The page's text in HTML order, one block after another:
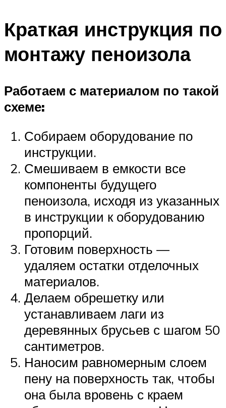
Краткая инструкция по
монтажу пеноизола
Работаем с материалом по такой
схеме:
Собираем оборудование по
инструкции.
Смешиваем в емкости все
компоненты будущего
пеноизола, исходя из указанных
в инструкции к оборудованию
пропорций.
Готовим поверхность —
удаляем остатки отделочных
материалов.
Делаем обрешетку или
устанавливаем лаги из
деревянных брусьев с шагом 50
сантиметров.
Наносим равномерным слоем
пену на поверхность так, чтобы
она была вровень с краем